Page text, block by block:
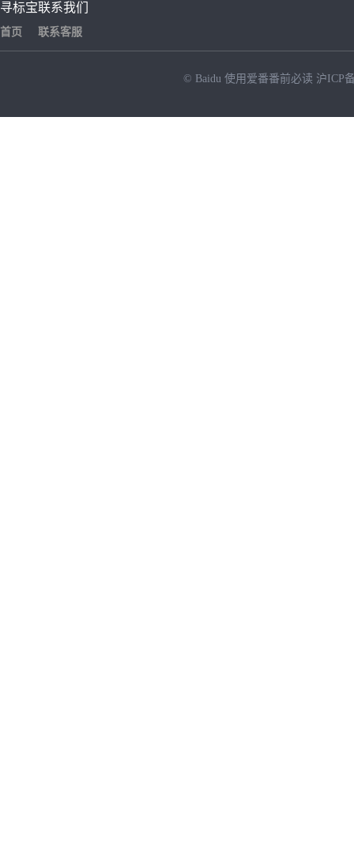
寻标宝
首页
联系我们
联系客服
© Baidu 使用爱番番前必读 沪ICP